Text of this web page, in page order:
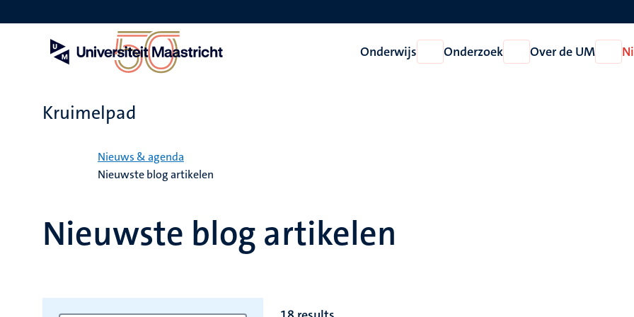
en
Onderwijs
Open
Onderwijs
Onderzoek
Open
Onderzoek
Over de UM
Open
Over
Kruimelpad
Nieuws & agenda
Nieuwste blog artikelen
Nieuwste blog artikelen